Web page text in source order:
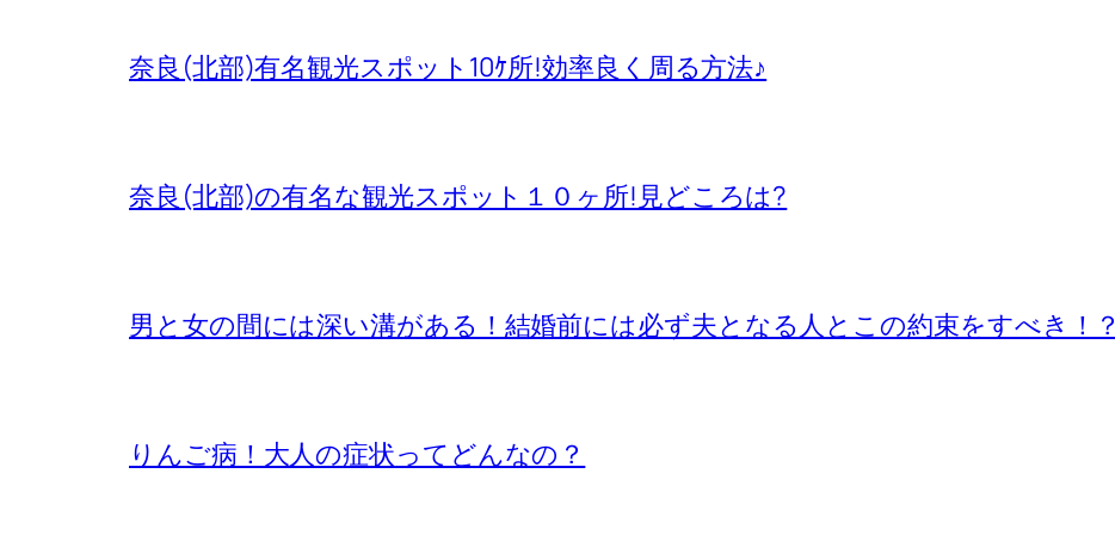
奈良(北部)有名観光スポット10ｹ所!効率良く周る方法♪
奈良(北部)の有名な観光スポット１０ヶ所!見どころは?
男と女の間には深い溝がある！結婚前には必ず夫となる人とこの約束をすべき！？
りんご病！大人の症状ってどんなの？